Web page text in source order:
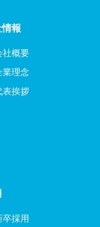
報
社概要
業理念
表挨拶
卒採用